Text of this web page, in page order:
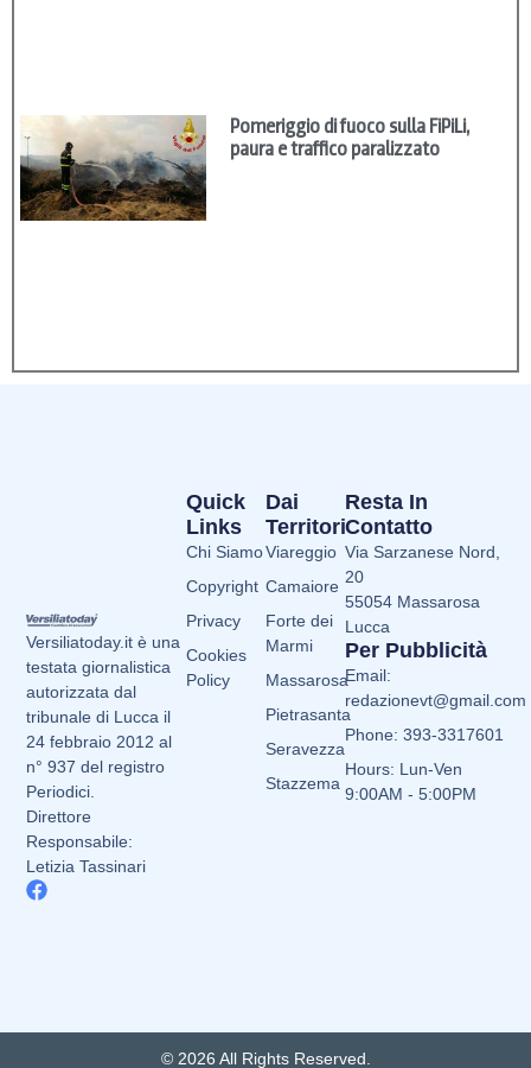
Pomeriggio di fuoco sulla FiPiLi,
paura e traffico paralizzato
Versiliatoday.it è una
testata giornalistica
autorizzata dal
tribunale di Lucca il
24 febbraio 2012 al
n° 937 del registro
Periodici.
Direttore
Responsabile:
Letizia Tassinari
Dai
Territori
Viareggio
Camaiore
Forte dei
Marmi
Massarosa
Pietrasanta
Seravezza
Stazzema
Quick
Links
Chi Siamo
Copyright
Privacy
Cookies
Policy
Resta In
Contatto
Via Sarzanese Nord,
20
55054 Massarosa
Lucca
Per Pubblicità
Email:
redazionevt@gmail.com
Phone: 393-3317601
Hours: Lun-Ven
9:00AM - 5:00PM
© 2026 All Rights Reserved.